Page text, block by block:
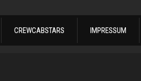
CREWCABSTARS IMPRESSUM